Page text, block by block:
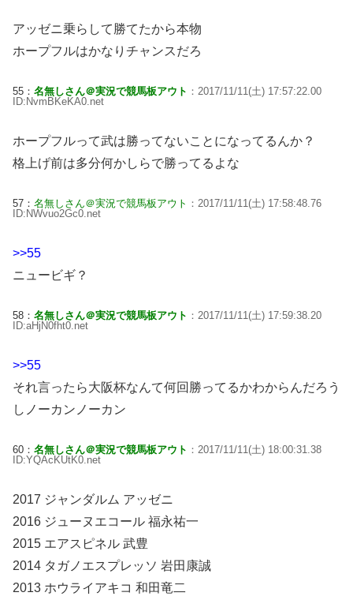
アッゼニ乗らして勝てたから本物
ホープフルはかなりチャンスだろ
55： 名無しさん＠実況で競馬板アウト ：2017/11/11(土) 17:57:22.00
ID:NvmBKeKA0.net
ホープフルって武は勝ってないことになってるんか？
格上げ前は多分何かしらで勝ってるよな
57： 名無しさん＠実況で競馬板アウト ：2017/11/11(土) 17:58:48.76
ID:NWvuo2Gc0.net
>>55
ニュービギ？
58： 名無しさん＠実況で競馬板アウト ：2017/11/11(土) 17:59:38.20
ID:aHjN0fht0.net
>>55
それ言ったら大阪杯なんて何回勝ってるかわからんだろう
しノーカンノーカン
60： 名無しさん＠実況で競馬板アウト ：2017/11/11(土) 18:00:31.38
ID:YQAcKUtK0.net
2017 ジャンダルム アッゼニ
2016 ジューヌエコール 福永祐一
2015 エアスピネル 武豊
2014 タガノエスプレッソ 岩田康誠
2013 ホウライアキコ 和田竜二